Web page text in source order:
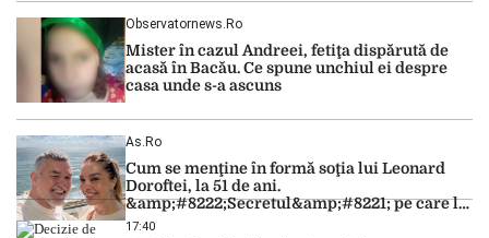
Observatornews.ro
Mister în cazul Andreei, fetiţa dispărută de
acasă în Bacău. Ce spune unchiul ei despre
casa unde s-a ascuns
As.ro
Cum se menţine în formă soţia lui Leonard
Doroftei, la 51 de ani.
&amp;#8222;Secretul&amp;#8221; pe care l-a
dezvăluit
17:40